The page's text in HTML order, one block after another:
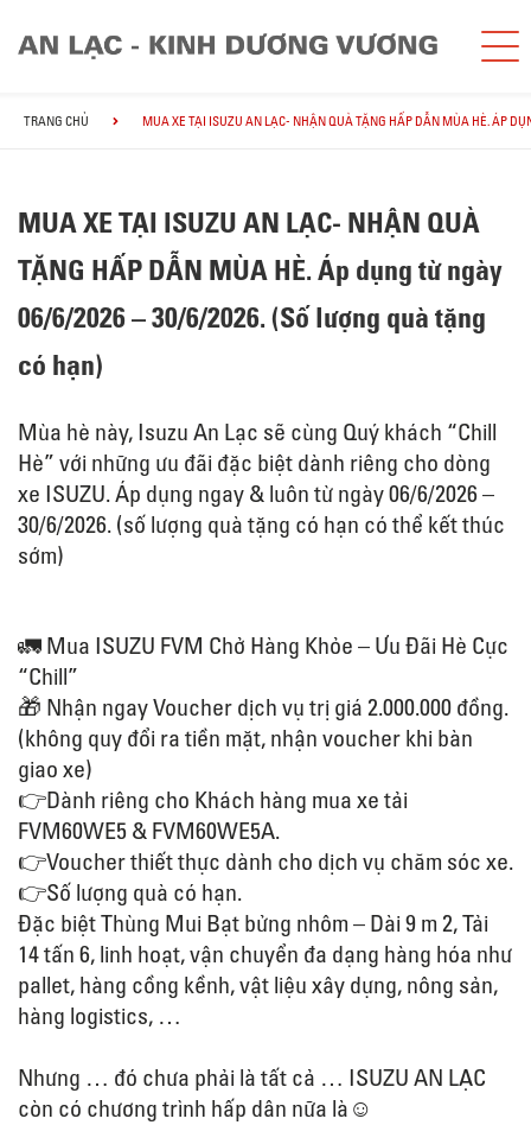
TRANG CHỦ MUA XE TẠI ISUZU AN LẠC- NHẬN QUÀ TẶNG HẤP DẪN MÙA HÈ. ÁP
MUA XE TẠI ISUZU AN LẠC- NHẬN QUÀ
TẶNG HẤP DẪN MÙA HÈ. Áp dụng từ ngày
06/6/2026 – 30/6/2026. (Số lượng quà tặng
có hạn)
Mùa hè này, Isuzu An Lạc sẽ cùng Quý khách “Chill
Hè” với những ưu đãi đặc biệt dành riêng cho dòng
xe ISUZU. Áp dụng ngay & luôn từ ngày 06/6/2026 –
30/6/2026. (số lượng quà tặng có hạn có thể kết thúc
sớm)
🚛 Mua ISUZU FVM Chở Hàng Khỏe – Ưu Đãi Hè Cực
“Chill”
🎁 Nhận ngay Voucher dịch vụ trị giá 2.000.000 đồng.
(không quy đổi ra tiền mặt, nhận voucher khi bàn
giao xe)
👉Dành riêng cho Khách hàng mua xe tải
FVM60WE5 & FVM60WE5A.
👉Voucher thiết thực dành cho dịch vụ chăm sóc xe.
👉Số lượng quà có hạn.
Đặc biệt Thùng Mui Bạt bửng nhôm – Dài 9 m 2, Tải
14 tấn 6, linh hoạt, vận chuyển đa dạng hàng hóa như
pallet, hàng cồng kềnh, vật liệu xây dựng, nông sản,
hàng logistics, …
Nhưng … đó chưa phải là tất cả … ISUZU AN LẠC
còn có chương trình hấp dân nữa là☺